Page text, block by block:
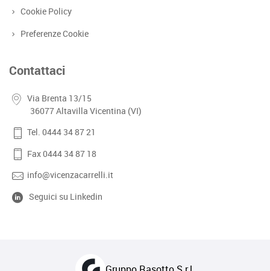
Cookie Policy
Preferenze Cookie
Contattaci
Via Brenta 13/15
36077 Altavilla Vicentina (VI)
Tel. 0444 34 87 21
Fax 0444 34 87 18
info@vicenzacarrelli.it
Seguici su Linkedin